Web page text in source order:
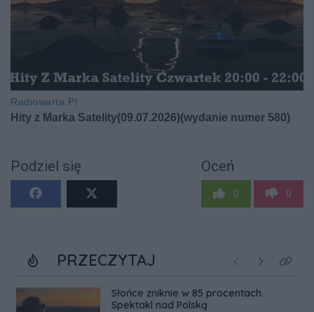
Podziel się Oceń
0 0
PRZECZYTAJ Poprzednie
NastępneKliknij
Słońce zniknie w 85 procentach.
Spektakl nad Polską